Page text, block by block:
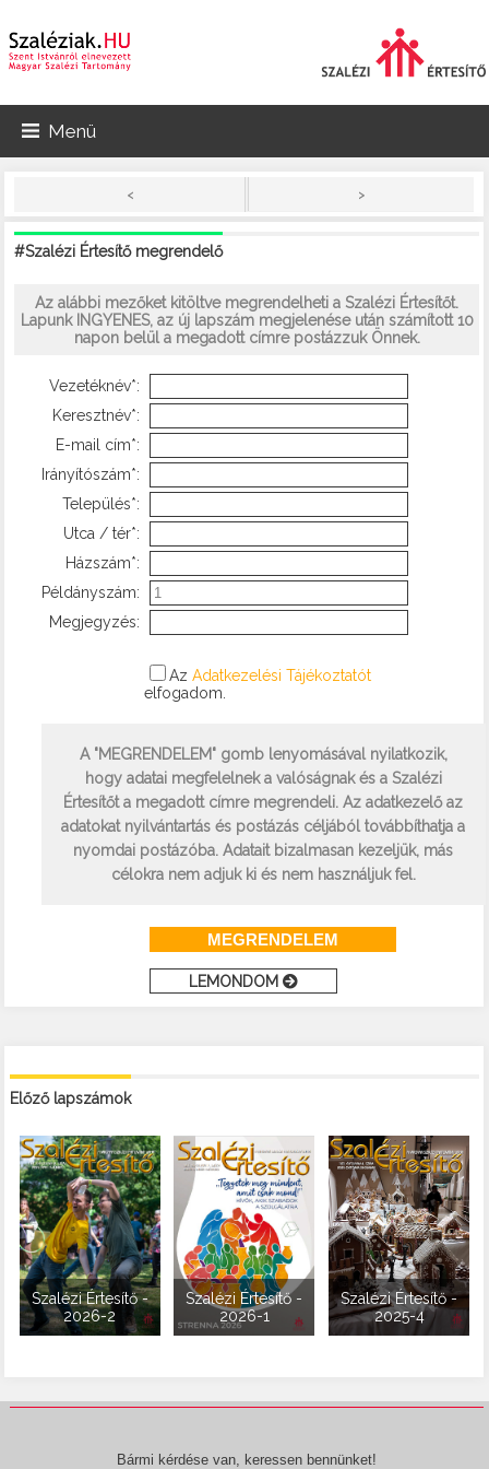
Menü
< >
#Szalézi Értesítő megrendelő
Az alábbi mezőket kitöltve megrendelheti a Szalézi Értesítőt.
Lapunk INGYENES, az új lapszám megjelenése után számított 10
napon belül a megadott címre postázzuk Önnek.
Vezetéknév*:
Keresztnév*:
E-mail cím*:
Irányítószám*:
Település*:
Utca / tér*:
Házszám*:
Példányszám:
Megjegyzés:
AzAdatkezelési Tájékoztatót
elfogadom.
A "MEGRENDELEM"gomb lenyomásával nyilatkozik,
hogy adatai megfelelnek a valóságnak és a Szalézi
Értesítőt a megadott címre megrendeli. Az adatkezelő az
adatokat nyilvántartás és postázás céljából továbbíthatja a
nyomdai postázóba. Adatait bizalmasan kezeljük, más
célokra nem adjuk ki és nem használjuk fel.
LEMONDOM
Előző lapszámok
Szalézi Értesítő -
2026-2
Szalézi Értesítő -
2026-1
Szalézi Értesítő -
2025-4
Bármi kérdése van, keressen bennünket!